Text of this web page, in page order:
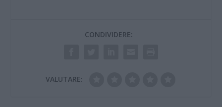
CONDIVIDERE:
VALUTARE: